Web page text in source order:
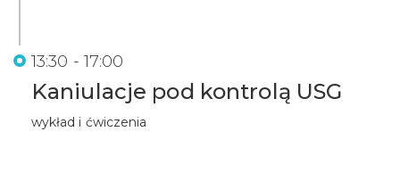
13:30 - 17:00
Kaniulacje pod kontrolą USG
wykład i ćwiczenia